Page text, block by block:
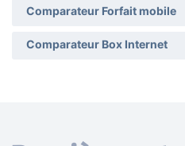
Comparateur Forfait mobile
Comparateur Box Internet